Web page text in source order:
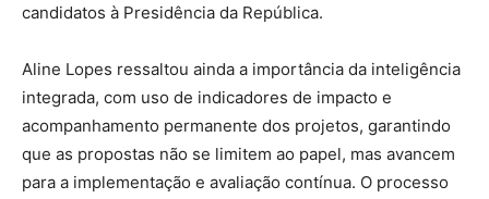
candidatos à Presidência da República.
Aline Lopes ressaltou ainda a importância da inteligência
integrada, com uso de indicadores de impacto e
acompanhamento permanente dos projetos, garantindo
que as propostas não se limitem ao papel, mas avancem
para a implementação e avaliação contínua. O processo